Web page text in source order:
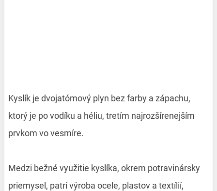
Kyslík je dvojatómový plyn bez farby a zápachu,
ktorý je po vodíku a héliu, tretím najrozšírenejším
prvkom vo vesmíre.
Medzi bežné využitie kyslíka, okrem potravinársky
priemysel, patrí výroba ocele, plastov a textílií,